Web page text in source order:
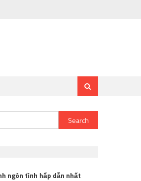
Search
for:
ngôn tình hấp dẫn nhất